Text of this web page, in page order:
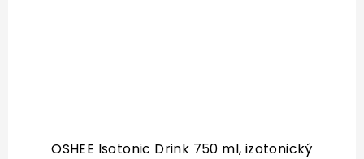
OSHEE Isotonic Drink 750 ml, izotonický